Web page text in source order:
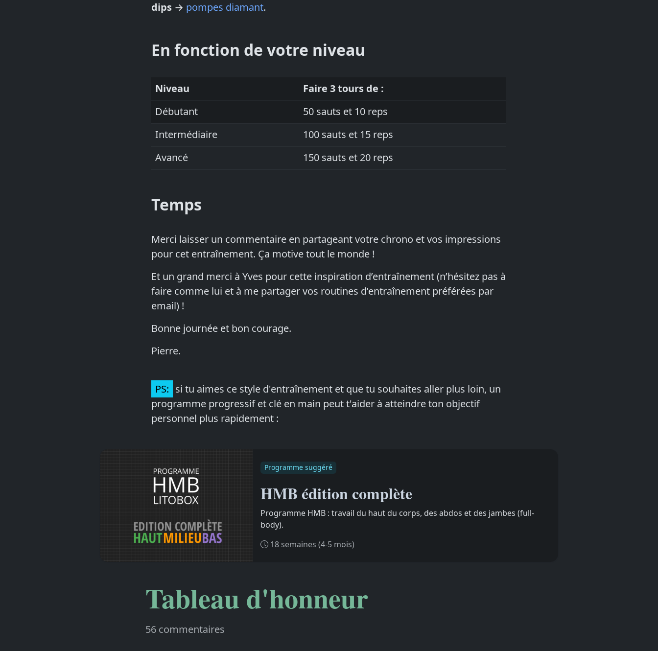
dips → pompes diamant.
En fonction de votre niveau
Niveau
Faire 3 tours de :
Débutant
50 sauts et 10 reps
Intermédiaire
100 sauts et 15 reps
Avancé
150 sauts et 20 reps
Temps
Merci laisser un commentaire en partageant votre chrono et vos impressions
pour cet entraînement. Ça motive tout le monde !
Et un grand merci à Yves pour cette inspiration d’entraînement (n’hésitez pas à
faire comme lui et à me partager vos routines d’entraînement préférées par
email) !
Bonne journée et bon courage.
Pierre.
PS: si tu aimes ce style d'entraînement et que tu souhaites aller plus loin, un
programme progressif et clé en main peut t'aider à atteindre ton objectif
personnel plus rapidement :
Programme suggéré
HMB édition complète
Programme HMB : travail du haut du corps, des abdos et des jambes (full-
body).
18 semaines (4-5 mois)
Tableau d'honneur
56 commentaires